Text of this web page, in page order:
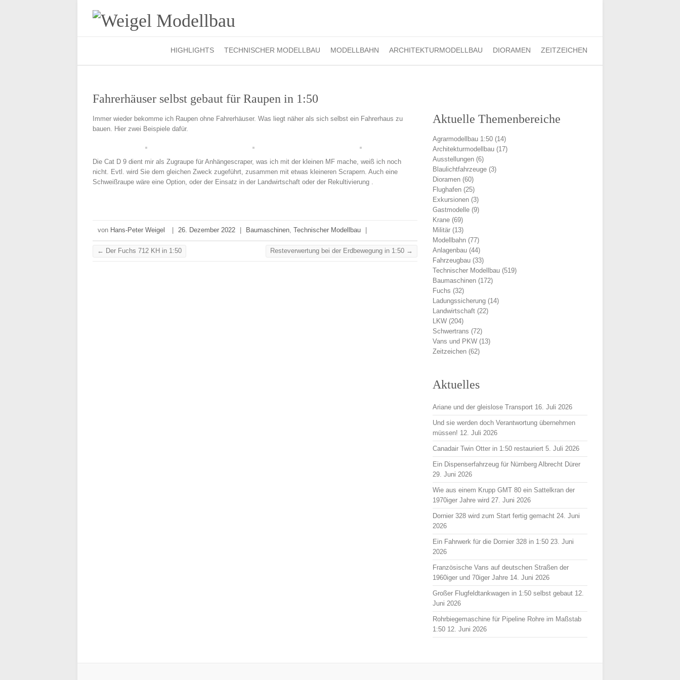
HIGHLIGHTS TECHNISCHER MODELLBAU MODELLBAHN ARCHITEKTURMODELLBAU DIORAMEN ZEITZEICHEN
Fahrerhäuser selbst gebaut für Raupen in 1:50
Immer wieder bekomme ich Raupen ohne Fahrerhäuser. Was liegt näher als sich selbst ein Fahrerhaus zu
bauen. Hier zwei Beispiele dafür.
Die Cat D 9 dient mir als Zugraupe für Anhängescraper, was ich mit der kleinen MF mache, weiß ich noch
nicht. Evtl. wird Sie dem gleichen Zweck zugeführt, zusammen mit etwas kleineren Scrapern. Auch eine
Schweißraupe wäre eine Option, oder der Einsatz in der Landwirtschaft oder der Rekultivierung .
von Hans-Peter Weigel 26. Dezember 2022 Baumaschinen, Technischer Modellbau
← Der Fuchs 712 KH in 1:50 Resteverwertung bei der Erdbewegung in 1:50 →
Aktuelle Themenbereiche
Agrarmodellbau 1:50 (14)
Architekturmodellbau (17)
Ausstellungen (6)
Blaulichtfahrzeuge (3)
Dioramen (60)
Flughafen (25)
Exkursionen (3)
Gastmodelle (9)
Krane (69)
Militär (13)
Modellbahn (77)
Anlagenbau (44)
Fahrzeugbau (33)
Technischer Modellbau (519)
Baumaschinen (172)
Fuchs (32)
Ladungssicherung (14)
Landwirtschaft (22)
LKW (204)
Schwertrans (72)
Vans und PKW (13)
Zeitzeichen (62)
Aktuelles
Ariane und der gleislose Transport 16. Juli 2026
Und sie werden doch Verantwortung übernehmen
müssen! 12. Juli 2026
Canadair Twin Otter in 1:50 restauriert 5. Juli 2026
Ein Dispenserfahrzeug für Nürnberg Albrecht Dürer
29. Juni 2026
Wie aus einem Krupp GMT 80 ein Sattelkran der
1970iger Jahre wird 27. Juni 2026
Dornier 328 wird zum Start fertig gemacht 24. Juni
2026
Ein Fahrwerk für die Dornier 328 in 1:50 23. Juni
2026
Französische Vans auf deutschen Straßen der
1960iger und 70iger Jahre 14. Juni 2026
Großer Flugfeldtankwagen in 1:50 selbst gebaut 12.
Juni 2026
Rohrbiegemaschine für Pipeline Rohre im Maßstab
1:50 12. Juni 2026